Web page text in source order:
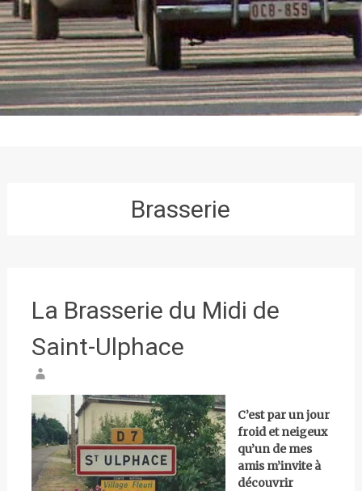
Brasserie
La Brasserie du Midi de
Saint-Ulphace
C’est par un jour
froid et neigeux
qu’un de mes
amis m’invite à
découvrir